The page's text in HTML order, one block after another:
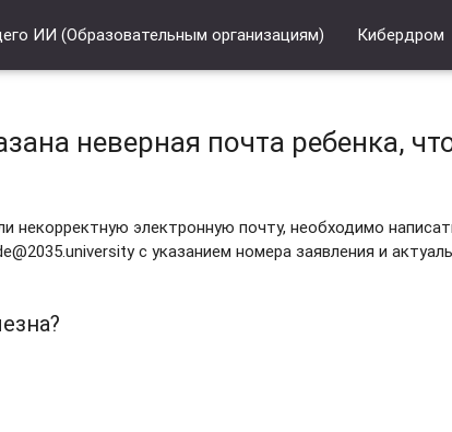
ИИ (Образовательным организациям) Кибердром
неверная почта ребенка,
некорректную электронную почту, необходимо
с указанием номера заявления и